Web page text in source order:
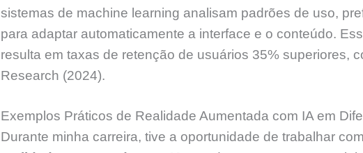
sistemas de machine learning analisam padrões de uso,
para adaptar automaticamente a interface e o conteúdo.
resulta em taxas de retenção de usuários 35% superiores,
Research (2024).
Exemplos Práticos de Realidade Aumentada com IA em
Durante minha carreira, tive a oportunidade de trabalhar